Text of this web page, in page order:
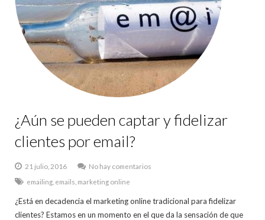
¿Aún se pueden captar y fidelizar
clientes por email?
21 julio, 2016
No hay comentarios
emailing emails marketing online
¿Está en decadencia el marketing online tradicional para fidelizar
clientes? Estamos en un momento en el que da la sensación de que